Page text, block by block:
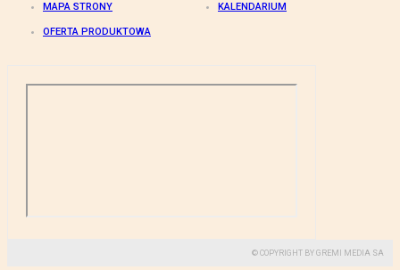
MAPA STRONY KALENDARIUM
OFERTA PRODUKTOWA
© COPYRIGHT BY GREMI MEDIA SA